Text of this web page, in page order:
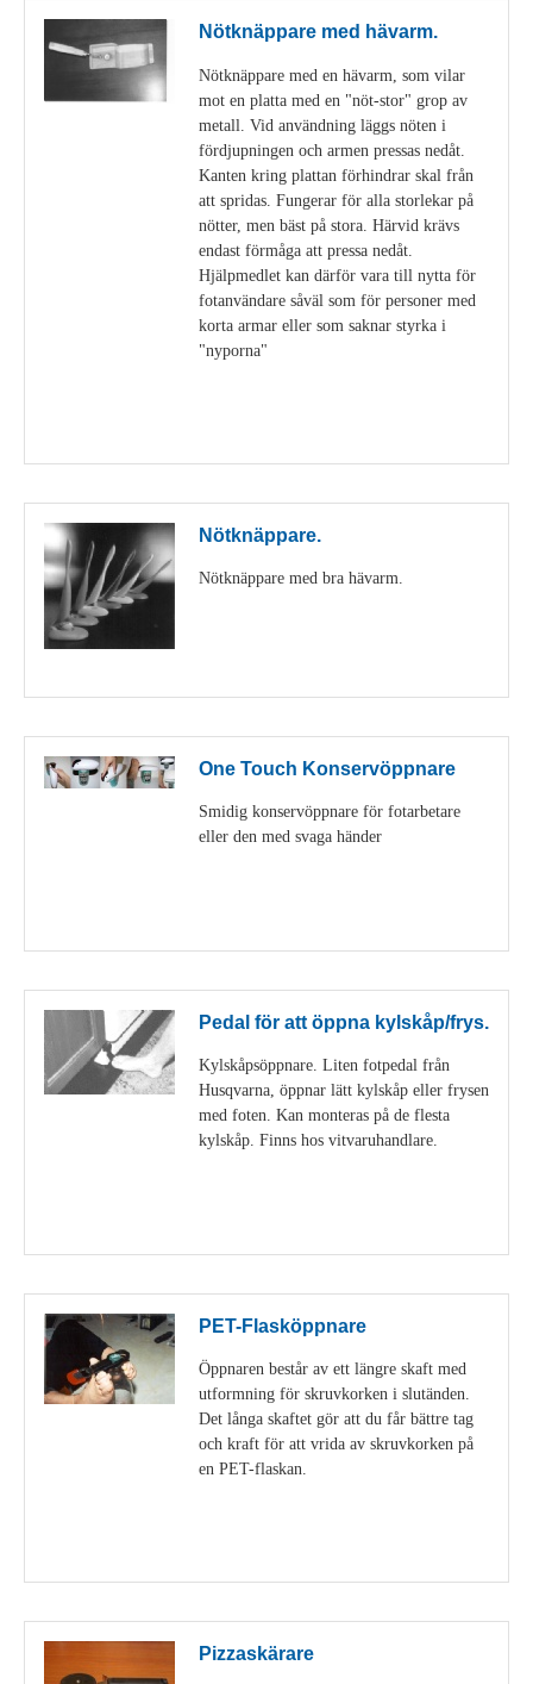
Nötknäppare med hävarm.
Nötknäppare med en hävarm, som vilar
mot en platta med en "nöt-stor" grop av
metall. Vid användning läggs nöten i
fördjupningen och armen pressas nedåt.
Kanten kring plattan förhindrar skal från
att spridas. Fungerar för alla storlekar på
nötter, men bäst på stora. Härvid krävs
endast förmåga att pressa nedåt.
Hjälpmedlet kan därför vara till nytta för
fotanvändare såväl som för personer med
korta armar eller som saknar styrka i
"nyporna"
Nötknäppare.
Nötknäppare med bra hävarm.
One Touch Konservöppnare
Smidig konservöppnare för fotarbetare
eller den med svaga händer
Pedal för att öppna kylskåp/frys.
Kylskåpsöppnare. Liten fotpedal från
Husqvarna, öppnar lätt kylskåp eller frysen
med foten. Kan monteras på de flesta
kylskåp. Finns hos vitvaruhandlare.
PET-Flasköppnare
Öppnaren består av ett längre skaft med
utformning för skruvkorken i slutänden.
Det långa skaftet gör att du får bättre tag
och kraft för att vrida av skruvkorken på
en PET-flaskan.
Pizzaskärare